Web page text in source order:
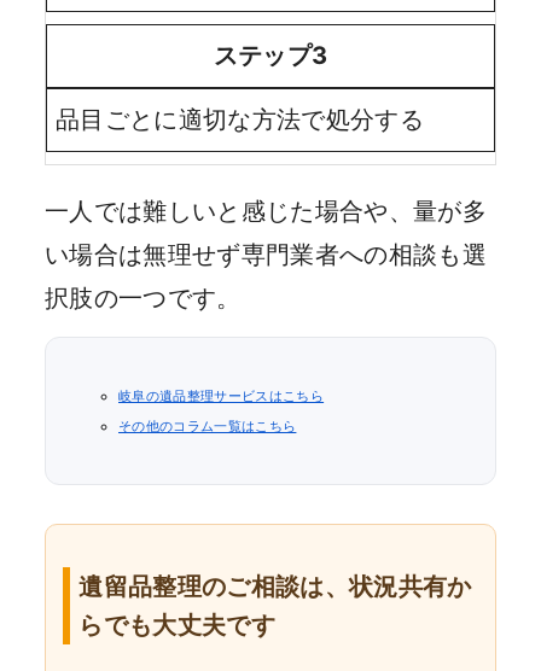
ステップ3
品目ごとに適切な方法で処分する
一人では難しいと感じた場合や、量が多
い場合は無理せず専門業者への相談も選
択肢の一つです。
岐阜の遺品整理サービスはこちら
その他のコラム一覧はこちら
遺留品整理のご相談は、状況共有か
らでも大丈夫です